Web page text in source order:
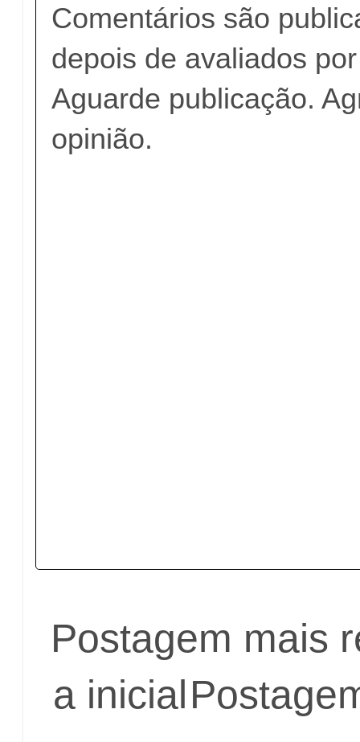
Comentários são
depois de avaliados
Aguarde publicação.
opinião.
Postagem mais
a inicial